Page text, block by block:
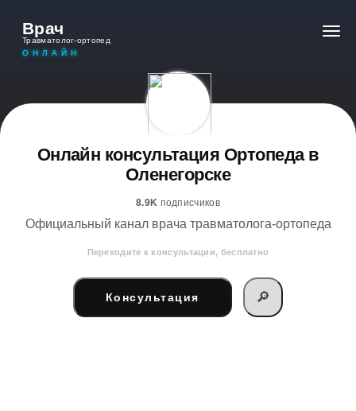
Врач
Травматолог-ортопед
ОНЛАЙН
Онлайн консультация Ортопеда в
Оленегорске
8.9K подписчиков
Официальный канал врача травматолога-ортопеда
Переходите к консультации, бесплатно
Консультация 🔎